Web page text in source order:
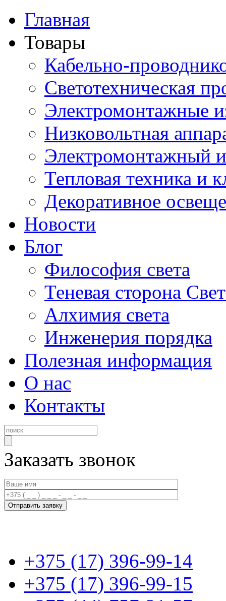
Главная
Товары
Кабельно-
Светотехническая
Электромонтажные
Низковольтная
Электромонтажный
Тепловая техника и
Декоративное
Новости
Блог
Философия света
Теневая сторона
Алхимия света
Инженерия порядка
Полезная информация
О нас
Контакты
Заказать звонок
+375 (17) 396-99-14
+375 (17) 396-99-15